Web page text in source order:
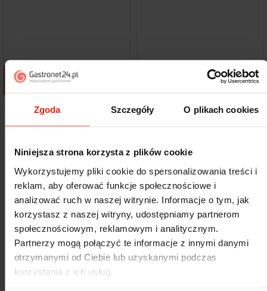
Zgoda Szczegóły O plikach cookies
Niniejsza strona korzysta z plików cookie
Wykorzystujemy pliki cookie do spersonalizowania treści i
reklam, aby oferować funkcje społecznościowe i
analizować ruch w naszej witrynie. Informacje o tym, jak
korzystasz z naszej witryny, udostępniamy partnerom
społecznościowym, reklamowym i analitycznym.
Partnerzy mogą połączyć te informacje z innymi danymi
otrzymanymi od Ciebie lub uzyskanymi podczas
korzystania z ich usług.
Dodaj do koszyka Dodaj do koszyka
Pokazano 1-12 z 16 pozycji
Kloce masarskie do rozdrabniania mięsa
Kloce do cięcia mięsa oraz wyrobów
mięsnych:
Wykonane z drewna lub polietylenu
O zróżnicowanej wielkości powierzchni roboczych
Z podstawą lub bez niej
Podstawy drewniane lub ze stali nierdzewnej
Produkujesz żywność w swoim zakładzie albo w gospodarstwie